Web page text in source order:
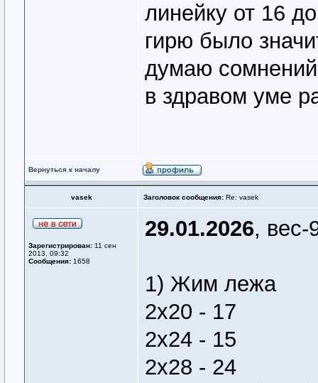
линейку от 16
гирю было
думаю
в здравом уме
Вернуться к началу
vasek Заголовок сообщения: Re: vasek
Зарегистрирован: 11 сен
2013, 09:32
Сообщения: 1658
29.01.2026, вес-
1) Жим лежа
2х20 - 17
2х24 - 15
2х28 - 24